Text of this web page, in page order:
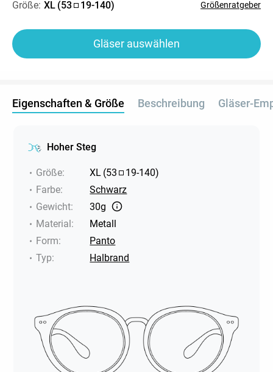
Größe: XL (53 19-140) Größenratgeber
Gläser auswählen
Eigenschaften & Größe Beschreibung Gläser-
Hoher Steg
Größe: XL (53 19-140)
Farbe:
Schwarz
Gewicht:
30g
Material:
Metall
Form:
Panto
Typ: Halbrand